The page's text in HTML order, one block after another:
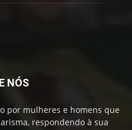
NÓS
por mulheres e homens que
respondendo à sua